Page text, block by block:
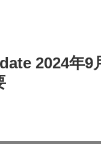
2024年9